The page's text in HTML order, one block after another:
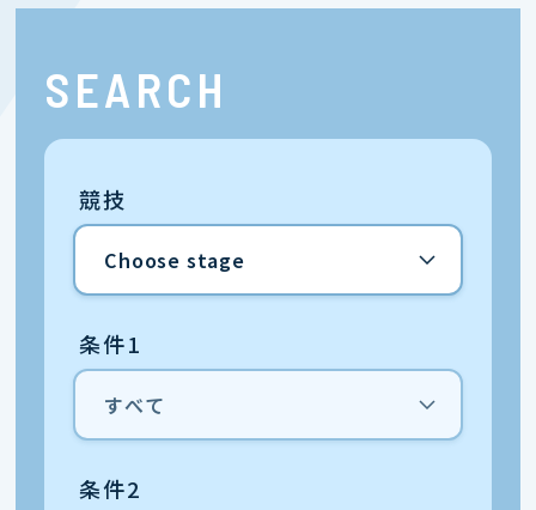
SEARCH
競技
条件1
条件2